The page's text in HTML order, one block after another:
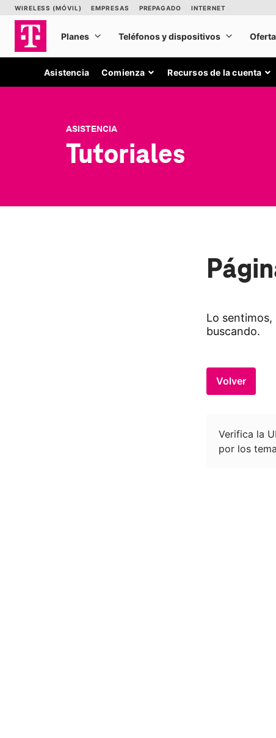
Asistencia Comienza Recursos de la cuenta
ASISTENCIA
Tutoriales